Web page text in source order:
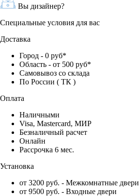
Вы дизайнер?
Специальные условия для вас
Доставка
Город - 0 руб*
Область - от 500 руб*
Самовывоз со склада
По России ( ТК )
Оплата
Наличными
Visa, Mastercard, МИР
Безналичный расчет
Онлайн
Рассрочка 6 мес.
Установка
от 3200 руб. - Межкомнатные двери
от 9500 руб. - Входные двери